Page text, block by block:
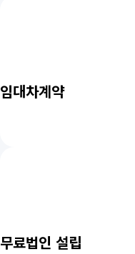
임대차계약
무료법인 설립